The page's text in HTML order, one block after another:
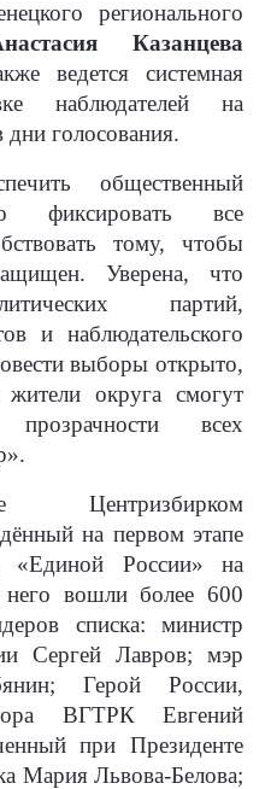
регионального
Казанцева
ведется системная
наблюдателей на
дни голосования.
общественный
фиксировать все
тому, чтобы
Уверена, что
партий,
и наблюдательского
выборы открыто,
округа смогут
всех
Центризбирком
на первом этапе
«Единой России» на
вошли более 600
списка: министр
Сергей Лавров; мэр
Герой России,
ВГТРК Евгений
при Президенте
Мария Львова-Белова;